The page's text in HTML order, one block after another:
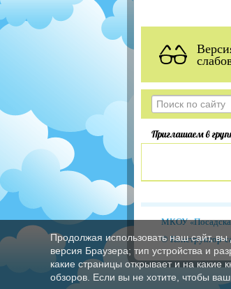
Приглашаем в
МКОУ
© Конструктор
Продолжая использовать наш сайт,
версия Браузера; тип устройства и
какие страницы открывает и на какие
обзоров. Если вы не хотите, чтобы